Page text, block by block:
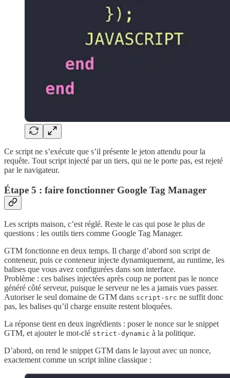
Ce script ne s’exécute que s’il présente le jeton attendu pour la
requête. Tout script injecté par un tiers, qui ne le porte pas, est rejeté
par le navigateur.
Étape 5 : faire fonctionner Google Tag Manager
Les scripts maison, c’est réglé. Reste le cas qui pose le plus de
questions : les outils tiers comme Google Tag Manager.
GTM fonctionne en deux temps. Il charge d’abord son script de
conteneur, puis ce conteneur injecte dynamiquement, au runtime, les
balises que vous avez configurées dans son interface.
Problème : ces balises injectées après coup ne portent pas le nonce
généré côté serveur, puisque le serveur ne les a jamais vues passer.
Autoriser le seul domaine de GTM dans script-src ne suffit donc
pas, les balises qu’il charge ensuite restent bloquées.
La réponse tient en deux ingrédients : poser le nonce sur le snippet
GTM, et ajouter le mot-clé strict-dynamic à la politique.
D’abord, on rend le snippet GTM dans le layout avec un nonce,
exactement comme un script inline classique :